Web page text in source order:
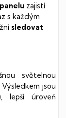
zajistí
s každým
sledovat
světelnou
jsou
lepší úroveň